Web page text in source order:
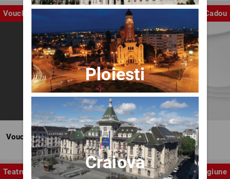
Voucher Cadou
Voucher BILET.ro
Teatrul Mic Stagiune
Ploiesti
Craiova